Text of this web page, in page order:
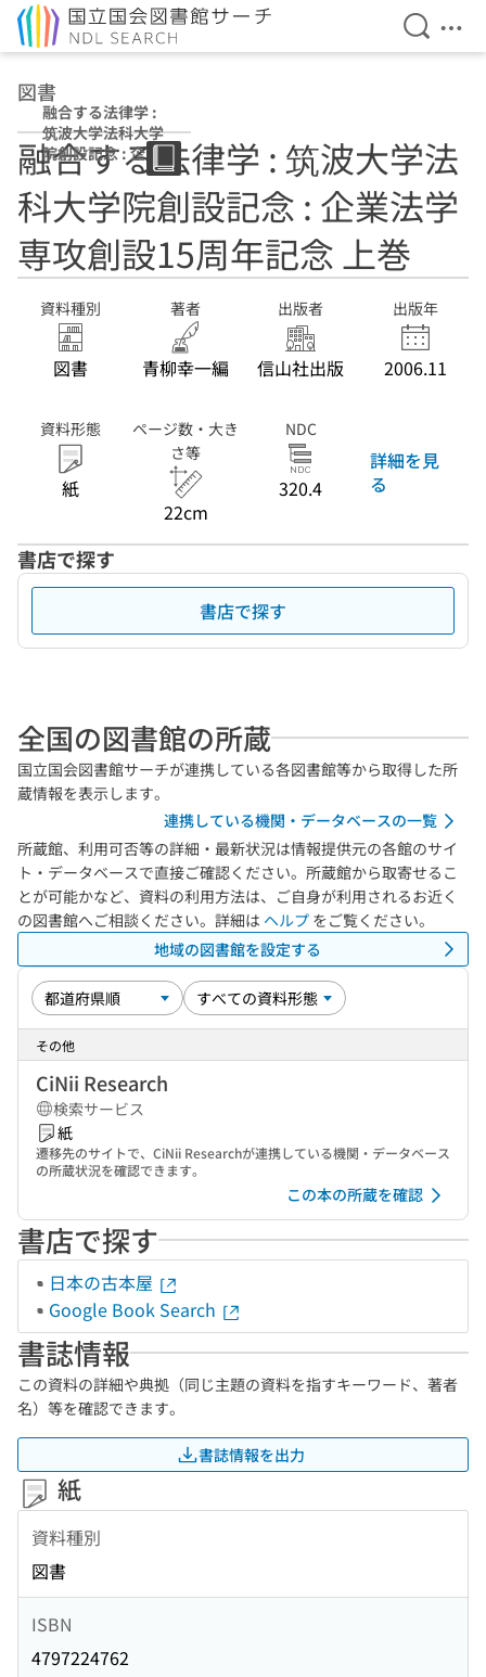
検索を
メ
図書
融合する法律学 :
筑波大学法科大学
院創設記念 : 企業
法学専攻創設15周
年記念 上巻 下巻
融合する法律学 : 筑波大学法
科大学院創設記念 : 企業法学
専攻創設15周年記念 上巻
資料種別
図書
著者
青柳幸一編
出版者
信山社出版
出版年
2006.11
資料形態
紙
ページ数・大き
さ等
22cm
NDC
320.4
詳細を見
る
書店で探す
書店で探す
全国の図書館の所蔵
国立国会図書館サーチが連携している各図書館等から取得した所
蔵情報を表示します。
連携している機関・データベースの一覧
所蔵館、利用可否等の詳細・最新状況は情報提供元の各館のサイ
ト・データベースで直接ご確認ください。所蔵館から取寄せるこ
とが可能かなど、資料の利用方法は、ご自身が利用されるお近く
の図書館へご相談ください。詳細は ヘルプ をご覧ください。
地域の図書館を設定する
その他
CiNii Research
検索サービス
紙
遷移先のサイトで、CiNii Researchが連携している機関・データベース
の所蔵状況を確認できます。
この本の所蔵を確認
書店で探す
日本の古本屋
Google Book Search
書誌情報
この資料の詳細や典拠（同じ主題の資料を指すキーワード、著者
名）等を確認できます。
書誌情報を出力
紙
資料種別
図書
ISBN
4797224762